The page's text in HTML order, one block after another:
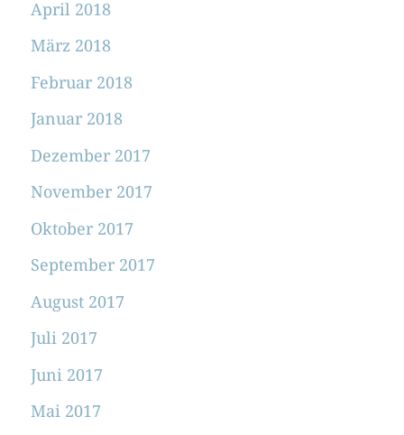
April 2018
März 2018
Februar 2018
Januar 2018
Dezember 2017
November 2017
Oktober 2017
September 2017
August 2017
Juli 2017
Juni 2017
Mai 2017